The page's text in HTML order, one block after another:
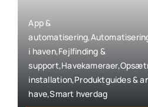
App &
i haven,Fejlfinding &
installation,Produktguides &
have,Smart hverdag